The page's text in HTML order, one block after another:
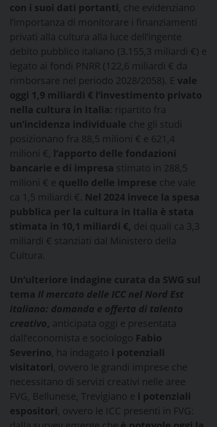
con i suoi dati portanti, che evidenziano
l’importanza di monitorare i finanziamenti
privati alla cultura alla luce dell’ingente
debito pubblico italiano (3.155,3 miliardi €) e
legato ai fondi PNRR (122,6 miliardi € da
rimborsare nel periodo 2028/2058). E vale
oggi 1,9 miliardi € l’investimento privato
nella cultura in Italia: ripartito fra
un’incidenza individuale che gli studi
posizionano fra 88,5 milioni € e 621,4
milioni €, l’apporto delle fondazioni
bancarie e di impresa stimato in 288,5
milioni € e quello delle imprese che vale
ca 1,5 miliardi €. Nel 2024 invece la spesa
pubblica per la cultura in Italia è stata
stimata in 10,1 miliardi €, dei quali ca 3,3
miliardi € stanziati dal Ministero della
Cultura.
Un’ulteriore indagine curata da SWG sul
tema Il mercato delle ICC nel Nord Est
italiano: domanda e offerta di talento
creativo, anticipata oggi e presentata
dall’economista e sociologo Fabio
Severino, ha indagato i potenziali
visitatori, ovvero le grandi imprese che
necessitano di servizi creativi nelle aree
FVG, Bellunese, Trevigiano e i potenziali
espositori, ovvero le ICC presenti in FVG: